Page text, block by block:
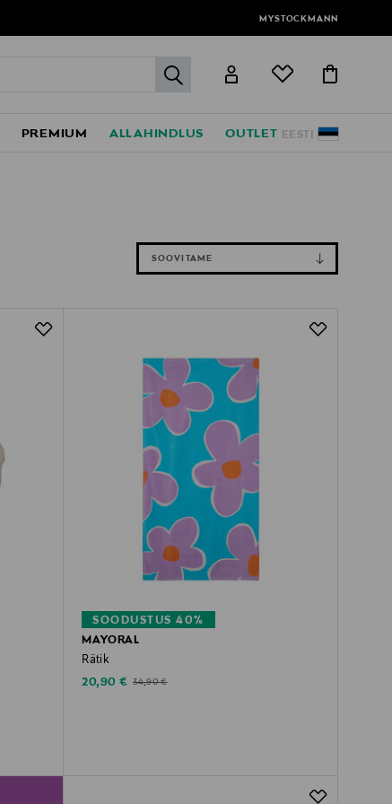
MYSTOCKMANN
label.header.go
EESTI
PREMIUM ALLAHINDLUS OUTLET
SOOVITAME
SOODUSTUS 40%
MAYORAL
Rätik
Discounted Price
20,90 € Original Price
34,90 €